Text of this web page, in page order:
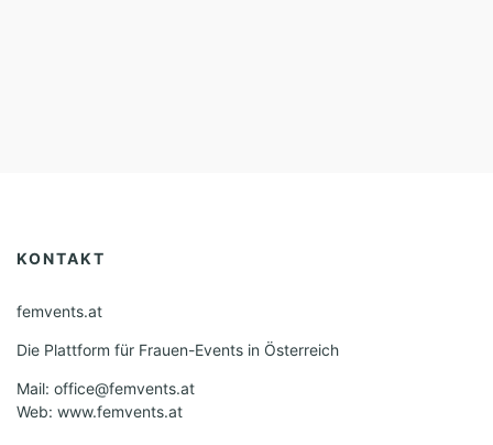
KONTAKT
femvents.at
Die Plattform für Frauen-Events in Österreich
Mail: office@femvents.at
Web: www.femvents.at